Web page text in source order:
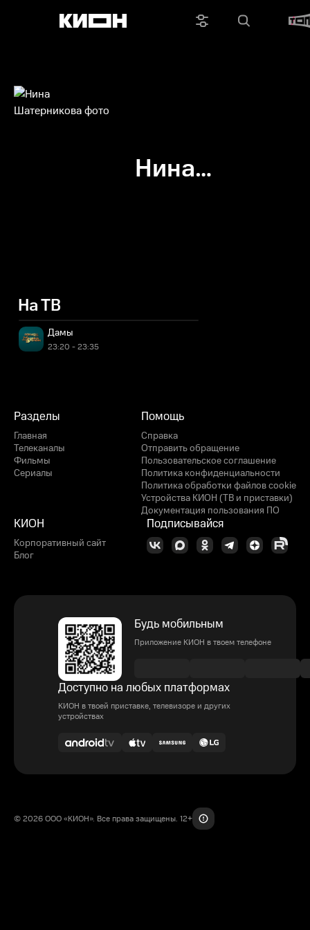
Нина
На ТВ
Дамы
23:20 - 23:35
Разделы
Главная
Телеканалы
Фильмы
Сериалы
Помощь
Справка
Отправить обращение
Пользовательское соглашение
Политика конфиденциальности
Политика обработки файлов cookie
Устройства КИОН (ТВ и приставки)
Документация пользования ПО
КИОН
Корпоративный сайт
Блог
Подписывайся
Будь мобильным
Приложение КИОН в твоем телефоне
Доступно на любых платформах
КИОН в твоей приставке, телевизоре и других
устройствах
© 2026 ООО «КИОН». Все права защищены. 12+